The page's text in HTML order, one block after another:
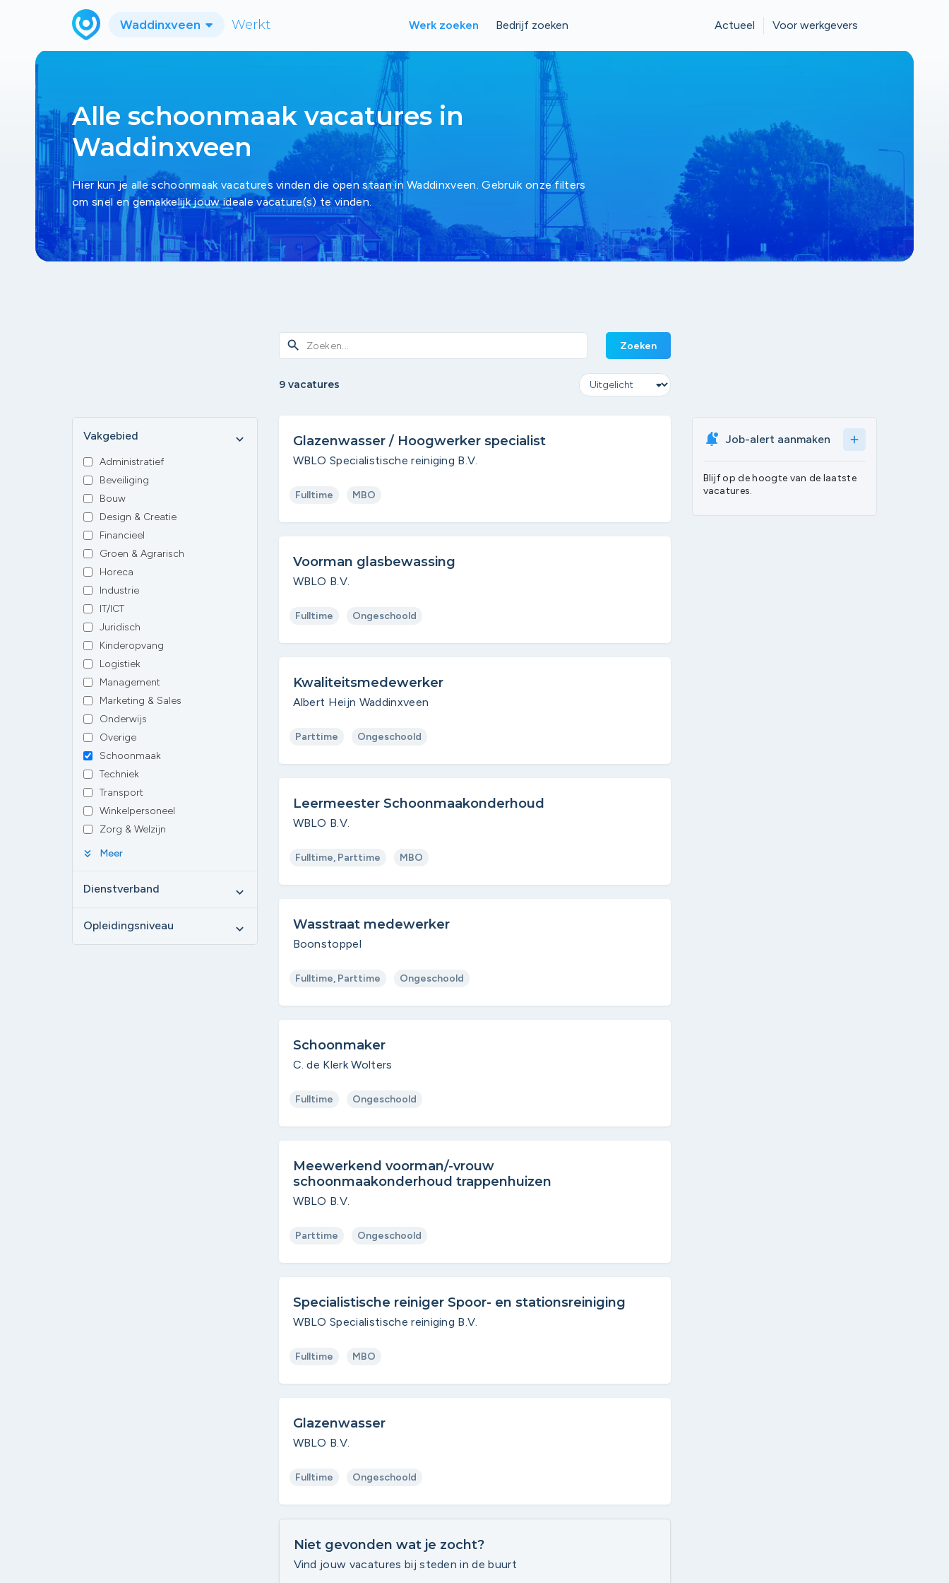
Waddinxveen Werkt Werk zoeken Bedrijf zoeken Actueel Voor werkgevers
Alle schoonmaak vacatures in
Waddinxveen
Hier kun je alle schoonmaak vacatures vinden die open staan in Waddinxveen. Gebruik onze filters
om snel en gemakkelijk jouw ideale vacature(s) te vinden.
Vakgebied expand_more
Administratief
Beveiliging
Bouw
Design & Creatie
Financieel
Groen & Agrarisch
Horeca
Industrie
IT/ICT
Juridisch
Kinderopvang
Logistiek
Management
Marketing & Sales
Onderwijs
Overige
Schoonmaak
Techniek
Transport
Winkelpersoneel
Zorg & Welzijn
keyboard_double_arrow_down Meer
Dienstverband expand_more
Opleidingsniveau expand_more
search Zoeken
9 vacatures
Glazenwasser / Hoogwerker specialist
WBLO Specialistische reiniging B.V.
Fulltime MBO
Voorman glasbewassing
WBLO B.V.
Fulltime Ongeschoold
Kwaliteitsmedewerker
Albert Heijn Waddinxveen
Parttime Ongeschoold
Leermeester Schoonmaakonderhoud
WBLO B.V.
Fulltime, Parttime MBO
Wasstraat medewerker
Boonstoppel
Fulltime, Parttime Ongeschoold
Schoonmaker
C. de Klerk Wolters
Fulltime Ongeschoold
Meewerkend voorman/-vrouw
schoonmaakonderhoud trappenhuizen
WBLO B.V.
Parttime Ongeschoold
Specialistische reiniger Spoor- en stationsreiniging
WBLO Specialistische reiniging B.V.
Fulltime MBO
Glazenwasser
WBLO B.V.
Fulltime Ongeschoold
Niet gevonden wat je zocht?
Vind jouw vacatures bij steden in de buurt
Job-alert aanmaken add
Blijf op de hoogte van de laatste
vacatures.